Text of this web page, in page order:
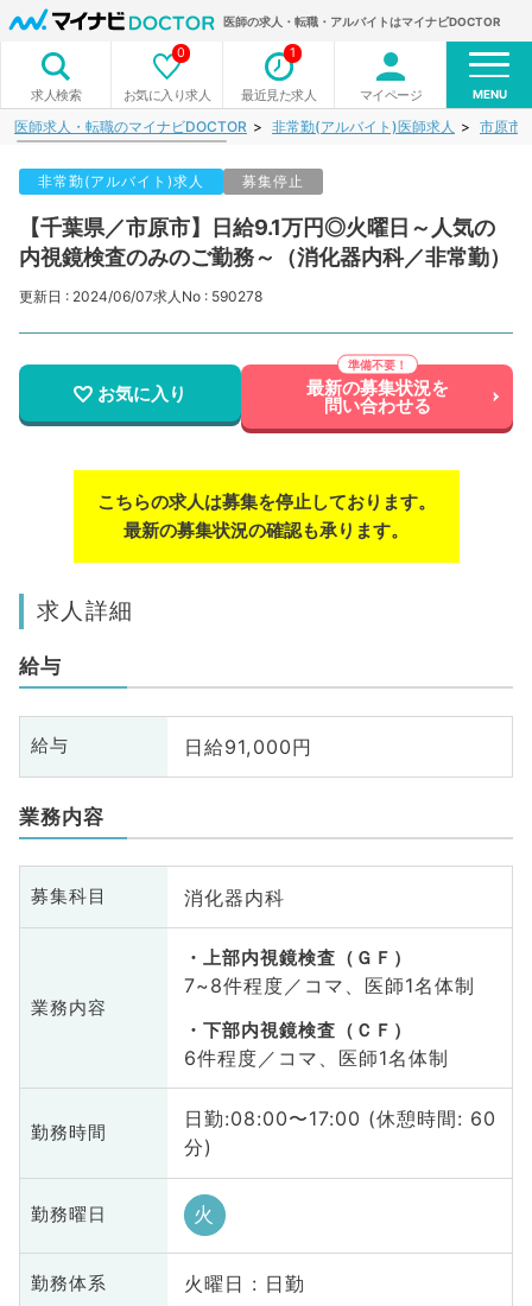
医師の求人・転職・アルバイトはマイナビDOCTOR
求人検索 お気に入り求人
0
最近見た求人
1
マイページ MENU
医師求人・転職のマイナビDOCTOR 非常勤(アルバイト)医師求人 市原市
非常勤(アルバイト)求人 募集停止
【千葉県／市原市】日給9.1万円◎火曜日～人気の
内視鏡検査のみのご勤務～（消化器内科／非常勤）
更新日 : 2024/06/07求人No : 590278
お気に入り 最新の募集状況を
問い合わせる
こちらの求人は募集を停止しております。
最新の募集状況の確認も承ります。
求人詳細
給与
給与 日給91,000円
業務内容
募集科目 消化器内科
業務内容
上部内視鏡検査（ＧＦ）
7~8件程度／コマ、医師1名体制
下部内視鏡検査（ＣＦ）
6件程度／コマ、医師1名体制
勤務時間
日勤:08:00〜17:00 (休憩時間: 60
分)
勤務曜日 火
勤務体系 火曜日 : 日勤